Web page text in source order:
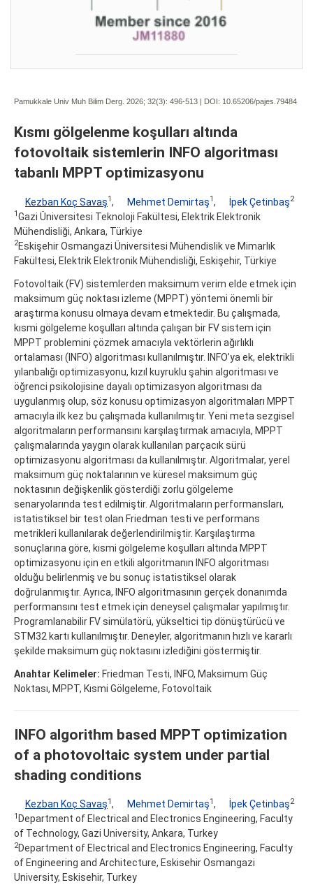
Pamukkale Univ Muh Bilim Derg. 2026; 32(3): 496-513 | DOI: 10.65206/pajes.79484
Kısmı gölgelenme koşulları altında
fotovoltaik sistemlerin INFO algoritması
tabanlı MPPT optimizasyonu
Kezban Koç Savaş1 , Mehmet Demirtaş1 , İpek Çetinbaş2
1 Gazi Üniversitesi Teknoloji Fakültesi, Elektrik Elektronik
Mühendisliği, Ankara, Türkiye
2Eskişehir Osmangazi Üniversitesi Mühendislik ve Mimarlık
Fakültesi, Elektrik Elektronik Mühendisliği, Eskişehir, Türkiye
Fotovoltaik (FV) sistemlerden maksimum verim elde etmek için
maksimum güç noktası izleme (MPPT) yöntemi önemli bir
araştırma konusu olmaya devam etmektedir. Bu çalışmada,
kısmi gölgeleme koşulları altında çalışan bir FV sistem için
MPPT problemini çözmek amacıyla vektörlerin ağırlıklı
ortalaması (INFO) algoritması kullanılmıştır. INFO’ya ek, elektrikli
yılanbalığı optimizasyonu, kızıl kuyruklu şahin algoritması ve
öğrenci psikolojisine dayalı optimizasyon algoritması da
uygulanmış olup, söz konusu optimizasyon algoritmaları MPPT
amacıyla ilk kez bu çalışmada kullanılmıştır. Yeni meta sezgisel
algoritmaların performansını karşılaştırmak amacıyla, MPPT
çalışmalarında yaygın olarak kullanılan parçacık sürü
optimizasyonu algoritması da kullanılmıştır. Algoritmalar, yerel
maksimum güç noktalarının ve küresel maksimum güç
noktasının değişkenlik gösterdiği zorlu gölgeleme
senaryolarında test edilmiştir. Algoritmaların performansları,
istatistiksel bir test olan Friedman testi ve performans
metrikleri kullanılarak değerlendirilmiştir. Karşılaştırma
sonuçlarına göre, kısmi gölgeleme koşulları altında MPPT
optimizasyonu için en etkili algoritmanın INFO algoritması
olduğu belirlenmiş ve bu sonuç istatistiksel olarak
doğrulanmıştır. Ayrıca, INFO algoritmasının gerçek donanımda
performansını test etmek için deneysel çalışmalar yapılmıştır.
Programlanabilir FV simülatörü, yükseltici tip dönüştürücü ve
STM32 kartı kullanılmıştır. Deneyler, algoritmanın hızlı ve kararlı
şekilde maksimum güç noktasını izlediğini göstermiştir.
Anahtar Kelimeler: Friedman Testi, INFO, Maksimum Güç
Noktası, MPPT, Kısmi Gölgeleme, Fotovoltaik
INFO algorithm based MPPT optimization
of a photovoltaic system under partial
shading conditions
Kezban Koç Savaş1, Mehmet Demirtaş1, İpek Çetinbaş2
1 Department of Electrical and Electronics Engineering, Faculty
of Technology, Gazi University, Ankara, Turkey
2Department of Electrical and Electronics Engineering, Faculty
of Engineering and Architecture, Eskisehir Osmangazi
University, Eskisehir, Turkey